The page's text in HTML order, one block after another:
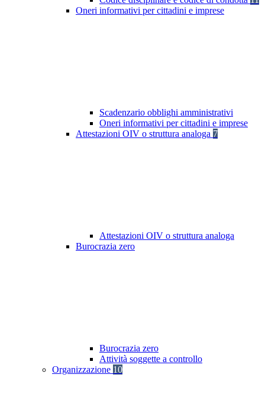
Oneri informativi per cittadini e imprese
Scadenzario obblighi amministrativi
Oneri informativi per cittadini e imprese
Attestazioni OIV o struttura analoga 7
Attestazioni OIV o struttura analoga
Burocrazia zero
Burocrazia zero
Attività soggette a controllo
Organizzazione 10